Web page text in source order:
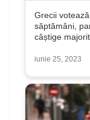
Grecii
săptămâni,
câștige
iunie 25, 2023